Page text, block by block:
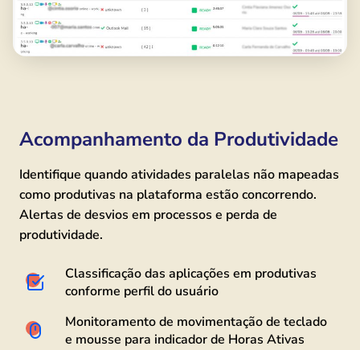
Acompanhamento da Produtividade
Identifique quando atividades paralelas não mapeadas
como produtivas na plataforma estão concorrendo.
Alertas de desvios em processos e perda de
produtividade.
Classificação das aplicações em produtivas
conforme perfil do usuário
Monitoramento de movimentação de teclado
e mousse para indicador de Horas Ativas